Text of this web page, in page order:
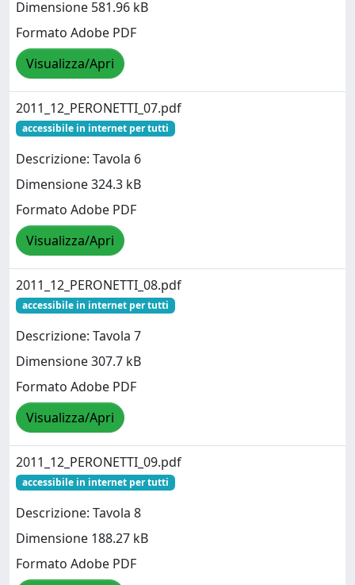
Dimensione 581.96 kB
Formato Adobe PDF
Visualizza/Apri
2011_12_PERONETTI_07.pdf
accessibile in internet per tutti
Descrizione: Tavola 6
Dimensione 324.3 kB
Formato Adobe PDF
Visualizza/Apri
2011_12_PERONETTI_08.pdf
accessibile in internet per tutti
Descrizione: Tavola 7
Dimensione 307.7 kB
Formato Adobe PDF
Visualizza/Apri
2011_12_PERONETTI_09.pdf
accessibile in internet per tutti
Descrizione: Tavola 8
Dimensione 188.27 kB
Formato Adobe PDF